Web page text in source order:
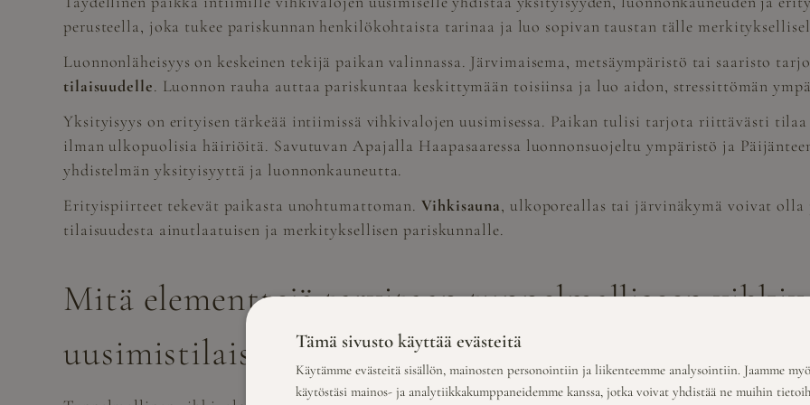
perusteella, joka tukee pariskunnan henkilökohtaista tarinaa ja luo sopivan taustan tälle
Luonnonläheisyys on keskeinen tekijä paikan valinnassa. Järvimaisema, metsäympäristö tai saaristo
tilaisuudelle. Luonnon rauha auttaa pariskuntaa keskittymään toisiinsa ja luo aidon, stressittömän
Yksityisyys on erityisen tärkeää intiimissä vihkivalojen uusimisessa. Paikan tulisi tarjota riittävästi
ilman ulkopuolisia häiriöitä. Savutuvan Apajalla Haapasaaressa luonnonsuojeltu ympäristö ja
yhdistelmän yksityisyyttä ja luonnonkauneutta.
Erityispiirteet tekevät paikasta unohtumattoman. Vihkisauna, ulkoporeallas tai järvinäkymä voivat
tilaisuudesta ainutlaatuisen ja merkityksellisen pariskunnalle.
Mitä elementtejä tarvitaan tunnelmalliseen
uusimistilaisuuteen?Tämä sivusto käyttää evästeitä
Käytämme evästeitä sisällön, mainosten personointiin ja liikenteemme analysointiin. Jaamme
käytöstäsi mainos- ja analytiikkakumppaneidemme kanssa, jotka voivat yhdistää ne muihin